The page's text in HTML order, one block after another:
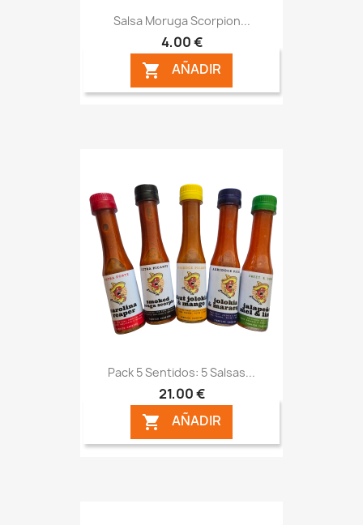
Salsa Moruga Scorpion...
4,00 €
 AÑADIR
Pack 5 Sentidos: 5 Salsas...
21,00 €
 AÑADIR